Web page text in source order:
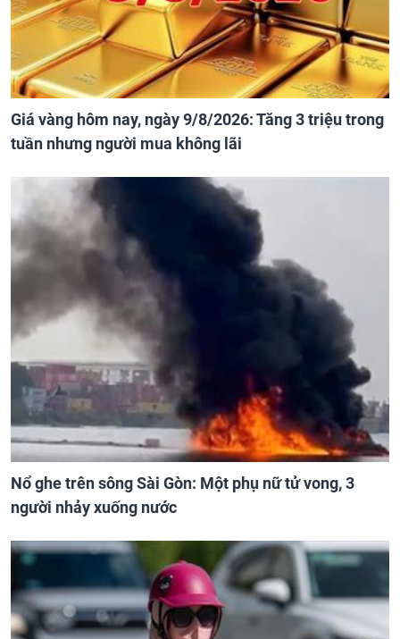
Giá vàng hôm nay, ngày 9/8/2026: Tăng 3 triệu trong
tuần nhưng người mua không lãi
Nổ ghe trên sông Sài Gòn: Một phụ nữ tử vong, 3
người nhảy xuống nước